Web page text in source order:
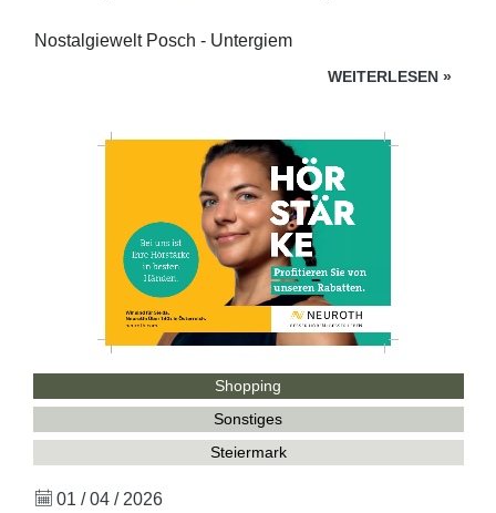
Nostalgiewelt Posch - Untergiem
WEITERLESEN »
Shopping
Sonstiges
Steiermark
01 / 04 / 2026